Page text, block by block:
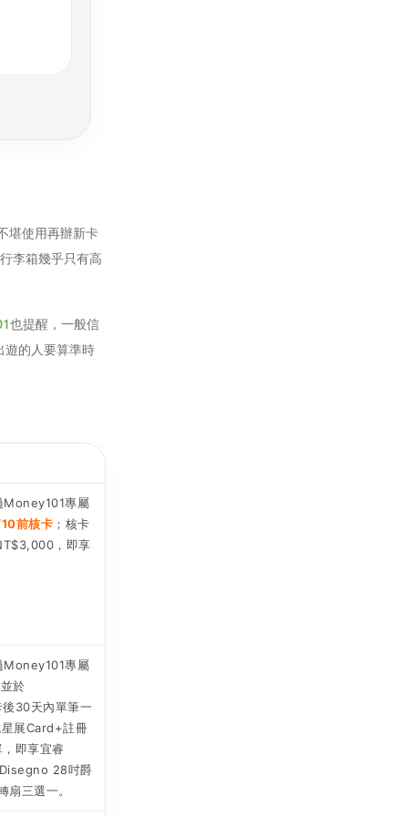
堪使用再辦新卡
李箱幾乎只有高
也提醒，一般信
遊的人要算準時
Money101專屬
前核卡 ；核卡
，即享
Money101專屬
於
後30天內單筆一
展Card+註冊
即享宜睿
28吋爵
扇三選一。